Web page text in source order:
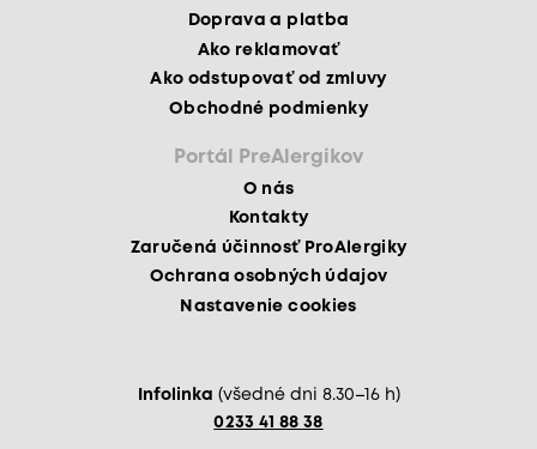
Doprava a platba
Ako reklamovať
Ako odstupovať od zmluvy
Obchodné podmienky
Portál PreAlergikov
O nás
Kontakty
Zaručená účinnosť ProAlergiky
Ochrana osobných údajov
Nastavenie cookies
Infolinka (všedné dni 8.30–16 h)
0233 41 88 38